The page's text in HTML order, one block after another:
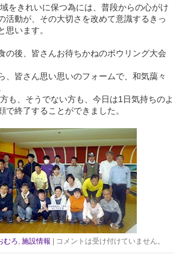
をきれいに保つ為には、普段からの心がけ
活動が、その大切さを改めて意識するきっ
思います。
の後、皆さんお待ちかねのボウリング大会
、皆さん思い思いのフォームで、和気藹々
も、そうでない方も、今日は1日気持ちのよ
で終了することができました。
むろ,施設情報 コメントは受け付けていません。